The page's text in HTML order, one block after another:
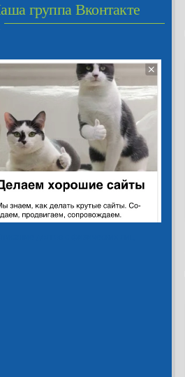
группа Вконтакте